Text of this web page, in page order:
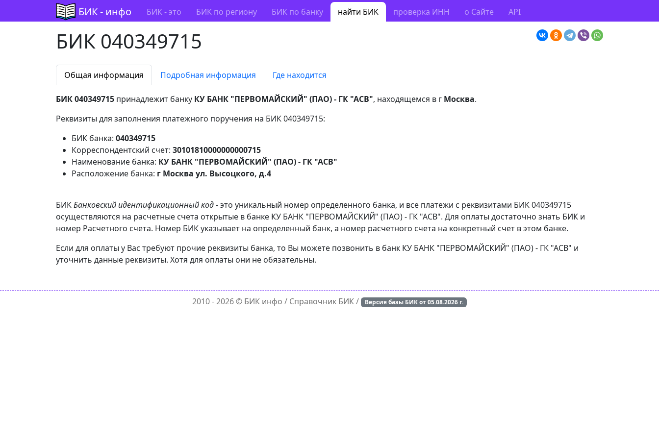
БИК - инфо БИК - это БИК по региону БИК по банку найти БИК проверка ИНН о Сайте API
БИК 040349715
Общая информация Подробная информация Где находится
БИК 040349715 принадлежит банку КУ БАНК "ПЕРВОМАЙСКИЙ" (ПАО) - ГК "АСВ", находящемся в г Москва.
Реквизиты для заполнения платежного поручения на БИК 040349715:
БИК банка: 040349715
Корреспондентский счет: 30101810000000000715
Наименование банка: КУ БАНК "ПЕРВОМАЙСКИЙ" (ПАО) - ГК "АСВ"
Расположение банка: г Москва ул. Высоцкого, д.4
БИКБанковский идентификационный код- это уникальный номер определенного банка, и все платежи с реквизитами БИК 040349715
осуществляются на расчетные счета открытые в банке КУ БАНК "ПЕРВОМАЙСКИЙ" (ПАО) - ГК "АСВ". Для оплаты достаточно знать БИК и
номер Расчетного счета. Номер БИК указывает на определенный банк, а номер расчетного счета на конкретный счет в этом банке.
Если для оплаты у Вас требуют прочие реквизиты банка, то Вы можете позвонить в банк КУ БАНК "ПЕРВОМАЙСКИЙ" (ПАО) - ГК "АСВ" и
уточнить данные реквизиты. Хотя для оплаты они не обязательны.
2010 - 2026 © БИК инфо / Справочник БИК / Версия базы БИК от05.08.2026г.